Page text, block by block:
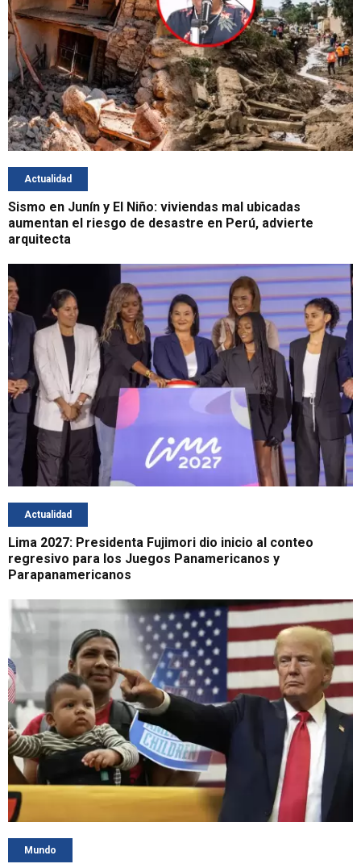
Actualidad
Sismo en Junín y El Niño: viviendas mal ubicadas
aumentan el riesgo de desastre en Perú, advierte
arquitecta
Actualidad
Lima 2027: Presidenta Fujimori dio inicio al conteo
regresivo para los Juegos Panamericanos y
Parapanamericanos
Mundo